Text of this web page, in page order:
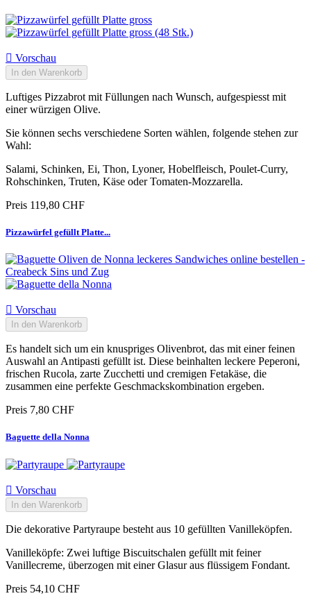
 Vorschau
In den Warenkorb
Luftiges Pizzabrot mit Füllungen nach Wunsch, aufgespiesst mit
einer würzigen Olive.
Sie können sechs verschiedene Sorten wählen, folgende stehen zur
Wahl:
Salami, Schinken, Ei, Thon, Lyoner, Hobelfleisch, Poulet-Curry,
Rohschinken, Truten, Käse oder Tomaten-Mozzarella.
Preis 119,80 CHF
Pizzawürfel gefüllt Platte...
 Vorschau
In den Warenkorb
Es handelt sich um ein knuspriges Olivenbrot, das mit einer feinen
Auswahl an Antipasti gefüllt ist. Diese beinhalten leckere Peperoni,
frischen Rucola, zarte Zucchetti und cremigen Fetakäse, die
zusammen eine perfekte Geschmackskombination ergeben.
Preis 7,80 CHF
Baguette della Nonna
 Vorschau
In den Warenkorb
Die dekorative Partyraupe besteht aus 10 gefüllten Vanilleköpfen.
Vanilleköpfe: Zwei luftige Biscuitschalen gefüllt mit feiner
Vanillecreme, überzogen mit einer Glasur aus flüssigem Fondant.
Preis 54,10 CHF